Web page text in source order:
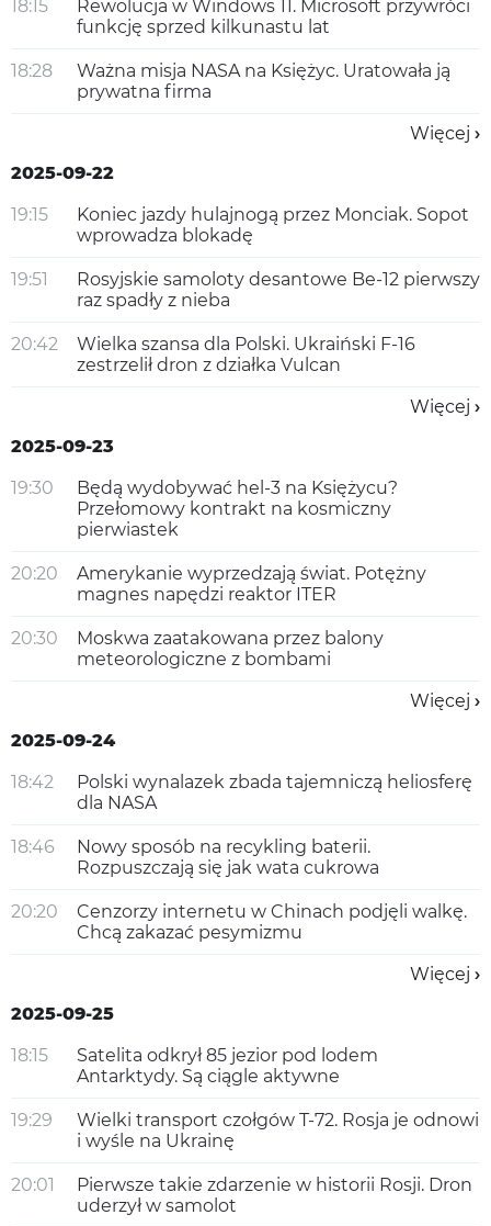
18:15
Rewolucja w Windows 11. Microsoft przywróci
funkcję sprzed kilkunastu lat
18:28
Ważna misja NASA na Księżyc. Uratowała ją
prywatna firma
Więcej
2025-09-22
19:15
Koniec jazdy hulajnogą przez Monciak. Sopot
wprowadza blokadę
19:51
Rosyjskie samoloty desantowe Be-12 pierwszy
raz spadły z nieba
20:42
Wielka szansa dla Polski. Ukraiński F-16
zestrzelił dron z działka Vulcan
Więcej
2025-09-23
19:30
Będą wydobywać hel-3 na Księżycu?
Przełomowy kontrakt na kosmiczny
pierwiastek
20:20
Amerykanie wyprzedzają świat. Potężny
magnes napędzi reaktor ITER
20:30
Moskwa zaatakowana przez balony
meteorologiczne z bombami
Więcej
2025-09-24
18:42
Polski wynalazek zbada tajemniczą heliosferę
dla NASA
18:46
Nowy sposób na recykling baterii.
Rozpuszczają się jak wata cukrowa
20:20
Cenzorzy internetu w Chinach podjęli walkę.
Chcą zakazać pesymizmu
Więcej
2025-09-25
18:15
Satelita odkrył 85 jezior pod lodem
Antarktydy. Są ciągle aktywne
19:29
Wielki transport czołgów T-72. Rosja je odnowi
i wyśle na Ukrainę
20:01
Pierwsze takie zdarzenie w historii Rosji. Dron
uderzył w samolot